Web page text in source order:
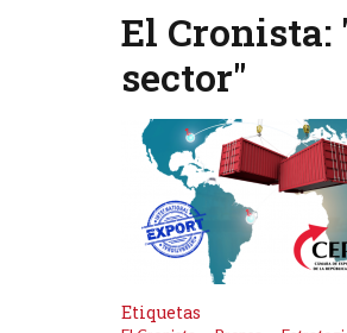
Rosario3
destacó
la
Estrategia
Nacional
Exportadora
El
sector"
Etiquetas